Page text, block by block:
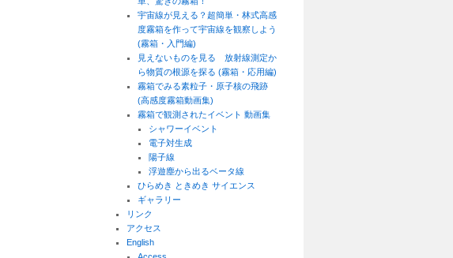
宇宙線が見える？超簡単・林式高感
度霧箱を作って宇宙線を観察しよう
(霧箱・入門編)
見えないものを見る 放射線測定か
ら物質の根源を探る (霧箱・応用編)
霧箱でみる素粒子・原子核の飛跡
(高感度霧箱動画集)
霧箱で観測されたイベント 動画集
シャワーイベント
電子対生成
陽子線
浮遊塵から出るベータ線
ひらめき ときめき サイエンス
ギャラリー
リンク
アクセス
English